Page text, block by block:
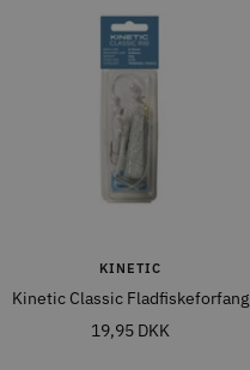
KINETIC
Kinetic Classic Fladfiskeforfang
Tilbudspris
19,95 DKK